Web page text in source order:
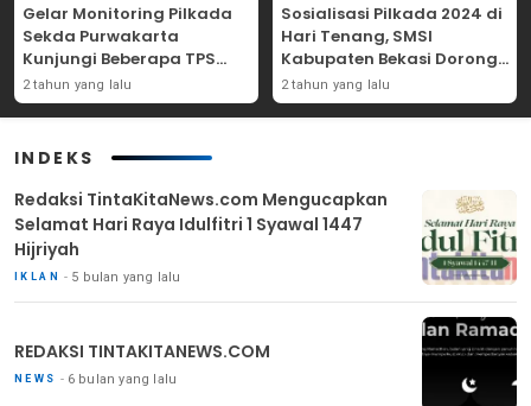
Gelar Monitoring Pilkada
Sekda Purwakarta
Kunjungi Beberapa TPS
Yang Ada Di Purwakarta
2 tahun yang lalu
Sosialisasi Pilkada 2024 di
Hari Tenang, SMSI
Kabupaten Bekasi Dorong
Angka Partisipasi
Masyarakat
2 tahun yang lalu
INDEKS
Redaksi TintaKitaNews.com Mengucapkan
Selamat Hari Raya Idulfitri 1 Syawal 1447
Hijriyah
IKLAN 5 bulan yang lalu
REDAKSI TINTAKITANEWS.COM
NEWS 6 bulan yang lalu